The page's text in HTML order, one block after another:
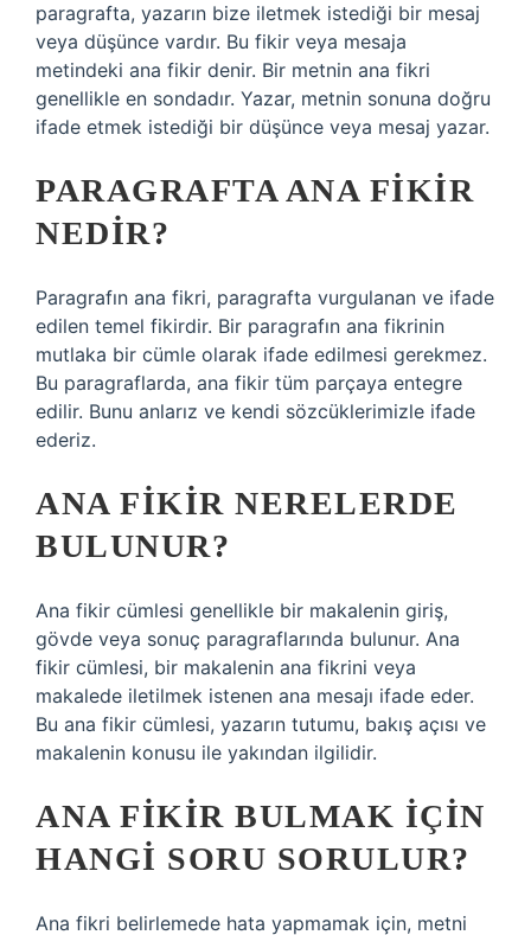
paragrafta, yazarın bize iletmek istediği bir mesaj
veya düşünce vardır. Bu fikir veya mesaja
metindeki ana fikir denir. Bir metnin ana fikri
genellikle en sondadır. Yazar, metnin sonuna doğru
ifade etmek istediği bir düşünce veya mesaj yazar.
PARAGRAFTA ANA FIKIR
NEDIR?
Paragrafın ana fikri, paragrafta vurgulanan ve ifade
edilen temel fikirdir. Bir paragrafın ana fikrinin
mutlaka bir cümle olarak ifade edilmesi gerekmez.
Bu paragraflarda, ana fikir tüm parçaya entegre
edilir. Bunu anlarız ve kendi sözcüklerimizle ifade
ederiz.
ANA FIKIR NERELERDE
BULUNUR?
Ana fikir cümlesi genellikle bir makalenin giriş,
gövde veya sonuç paragraflarında bulunur. Ana
fikir cümlesi, bir makalenin ana fikrini veya
makalede iletilmek istenen ana mesajı ifade eder.
Bu ana fikir cümlesi, yazarın tutumu, bakış açısı ve
makalenin konusu ile yakından ilgilidir.
ANA FIKIR BULMAK IÇIN
HANGI SORU SORULUR?
Ana fikri belirlemede hata yapmamak için, metni